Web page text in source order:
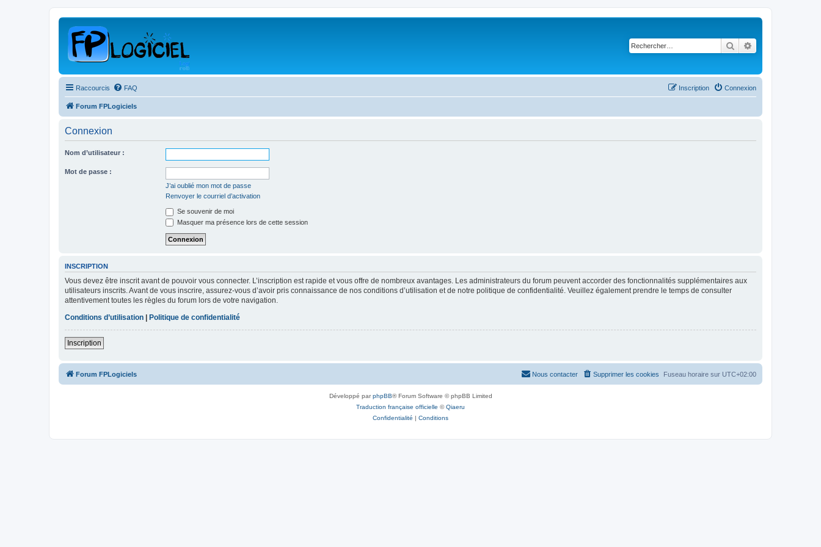
Rechercher
Raccourcis FAQ Connexion
Inscription
Forum FPLogiciels
Connexion
Nom d’utilisateur :
Mot de passe :
J’ai oublié mon mot de passe
Renvoyer le courriel d’activation
Se souvenir de moi
Masquer ma présence lors de cette session
INSCRIPTION
Vous devez être inscrit avant de pouvoir vous connecter. L’inscription est rapide et vous offre de nombreux avantages. Les administrateurs du forum peuvent accorder des fonctionnalités supplémentaires aux
utilisateurs inscrits. Avant de vous inscrire, assurez-vous d’avoir pris connaissance de nos conditions d’utilisation et de notre politique de confidentialité. Veuillez également prendre le temps de consulter
attentivement toutes les règles du forum lors de votre navigation.
Conditions d’utilisation | Politique de confidentialité
Inscription
Forum FPLogiciels Fuseau horaire sur UTC+02:00
Supprimer les cookies
Nous contacter
Développé parphpBB® Forum Software © phpBB Limited
Traduction française officielle ©Qiaeru
Confidentialité | Conditions